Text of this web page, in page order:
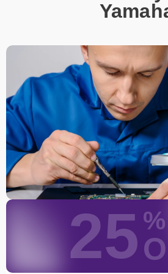
При необходимости клиент может
Какие
гарантии
Каждому клиенту предоставляется
распространяется на все виды ремонта,
используемые запчасти. Гарантия
обработку гарантийных случаев и
При гарантийном случае наш сервис
обновит программное обеспечение
подробную информацию можно получить
Наличие
качество
Компания располагает собственными
25 %